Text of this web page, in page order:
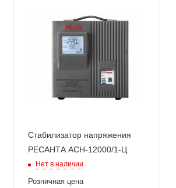
Стабилизатор напряжения
РЕСАНТА АСН-12000/1-Ц
Нет в наличии
Розничная цена